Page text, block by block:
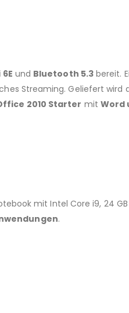
und Bluetooth 5.3bereit.
Streaming. Geliefert wird
2010 Starter mit Word
mit Intel Core i9, 24
.